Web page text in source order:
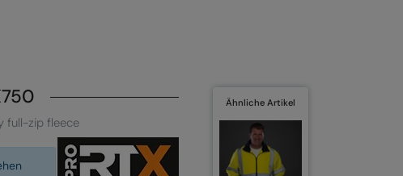
full-zip fleece
Ähnliche Artikel